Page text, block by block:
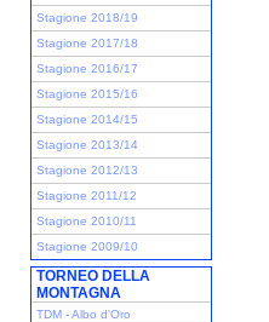
Stagione 2018/19
Stagione 2017/18
Stagione 2016/17
Stagione 2015/16
Stagione 2014/15
Stagione 2013/14
Stagione 2012/13
Stagione 2011/12
Stagione 2010/11
Stagione 2009/10
TORNEO DELLA
MONTAGNA
TDM - Albo d'Oro